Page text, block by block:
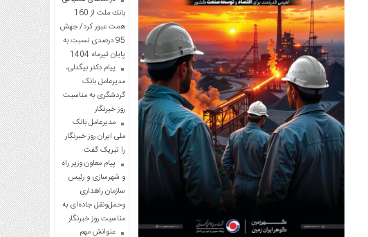
بانك ملت از 160
همت عبور كرد/ جهش
95 درصدی نسبت به
پایان تیرماه 1404
پیام دکتر بیگدلی،
مدیرعامل بانک
گردشگری به مناسبت
روز خبرنگار
مدیرعامل بانک
ملی ایران روز خبرنگار
را تبریک گفت
پیام معاون وزیر راه
و شهرسازی و رئیس
سازمان راهداری
وحمل‌ونقل جاده‌ای به
مناسبت روز خبرنگار
عنوانش مهم